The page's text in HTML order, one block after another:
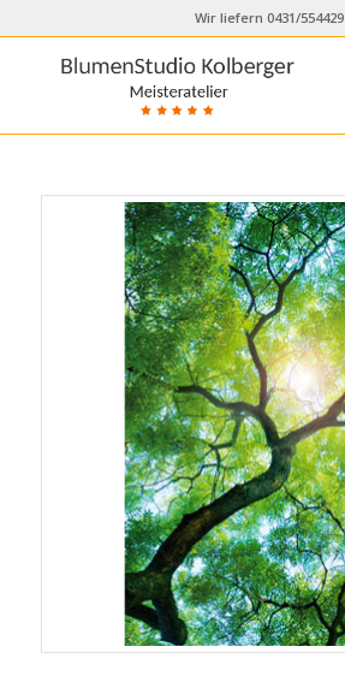
Wir liefern 0431/554429